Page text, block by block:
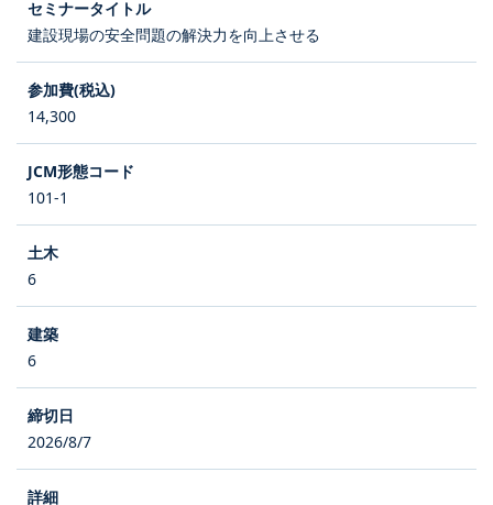
建設現場の安全問題の解決力を向上させる
14,300
101-1
6
6
2026/8/7